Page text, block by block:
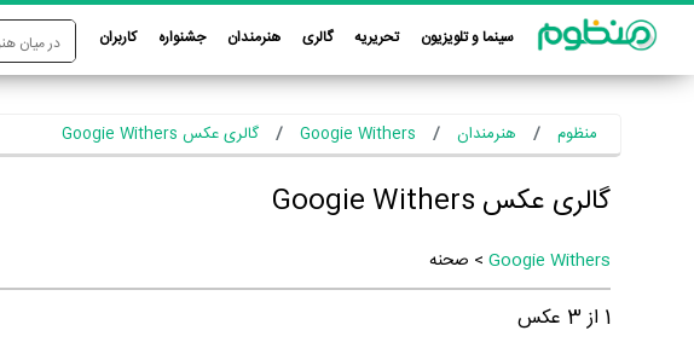
سینما و تلویزیون تحریریه گالری هنرمندان جشنواره کاربران
منظوم هنرمندان Googie Withers گالری عکس Googie Withers
گالری عکس Googie Withers
Googie Withers > صحنه
1 از3 عکس